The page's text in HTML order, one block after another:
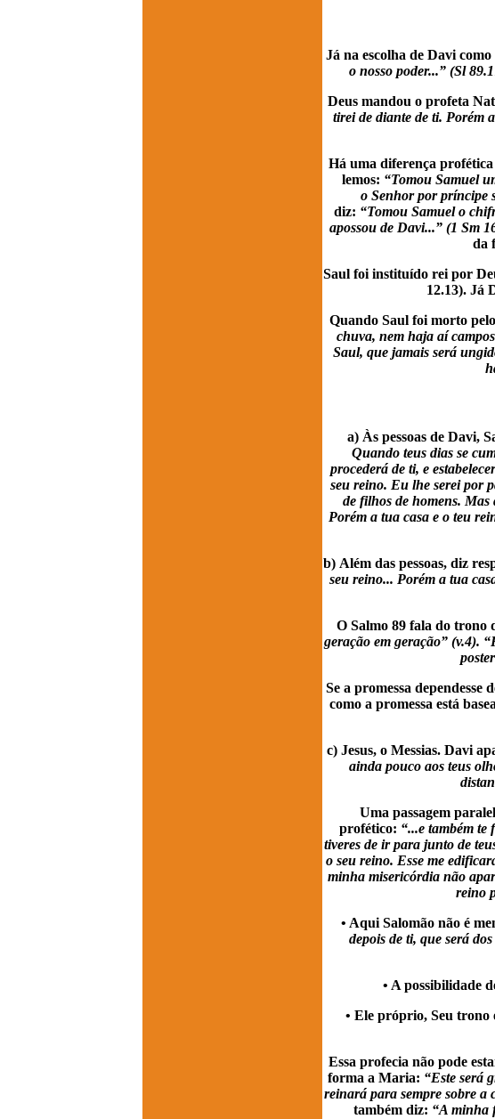
Já na escolha de Davi
o nosso poder...” (Sl
Deus mandou o profeta
tirei de diante de ti. Porém
Há uma diferença
lemos: “Tomou Samuel
o Senhor por príncipe
diz: “Tomou Samuel o
apossou de Davi...” (1 Sm
da
Saul foi instituído rei por
12.13). Já
Quando Saul foi morto
chuva, nem haja aí
Saul, que jamais será
a) Às pessoas de Davi,
Quando teus dias se
procederá de ti, e
seu reino. Eu lhe serei por
de filhos de homens.
Porém a tua casa e o teu
b) Além das pessoas, diz
seu reino... Porém a tua
O Salmo 89 fala do trono
geração em geração” (v.4).
Se a promessa
como a promessa está
c) Jesus, o Messias. Davi
ainda pouco aos teus
Uma passagem
profético: “...e também te
tiveres de ir para junto de
o seu reino. Esse me
minha misericórdia não
reino
• Aqui Salomão não é
depois de ti, que será
• A possibilidade
• Ele próprio, Seu trono
Essa profecia não pode
forma a Maria: “Este será
reinará para sempre sobre a
também diz: “A minha